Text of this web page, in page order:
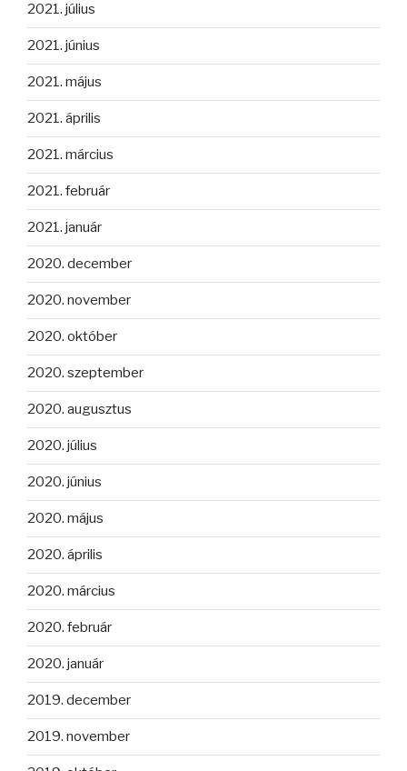
2021. július
2021. június
2021. május
2021. április
2021. március
2021. február
2021. január
2020. december
2020. november
2020. október
2020. szeptember
2020. augusztus
2020. július
2020. június
2020. május
2020. április
2020. március
2020. február
2020. január
2019. december
2019. november